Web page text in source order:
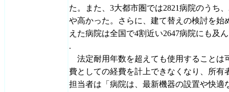
た。また、3大都市圏では2821病院のうち
や高かった。さらに、建て替えの検討を始
えた病院は全国で4割近い2647病院にも及
.
法定耐用年数を超えても使用することは
費としての経費を計上できなくなり、所有
担当者は「病院は、最新機器の設置や快適